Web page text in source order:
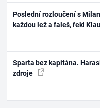
Poslední rozloučení s
každou lež a faleš, řekl
Sparta bez kapitána.
zdroje